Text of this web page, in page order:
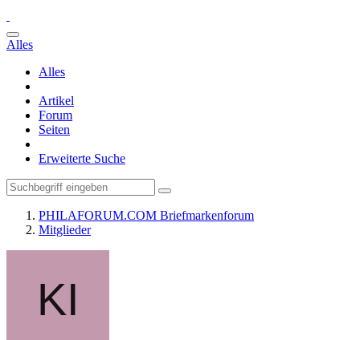
Alles
Alles
Artikel
Forum
Seiten
Erweiterte Suche
PHILAFORUM.COM Briefmarkenforum
Mitglieder